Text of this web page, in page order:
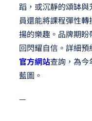
蹈，或沉靜的頌缽
員還能將課程彈性
揚的樂趣。品牌期
回閃耀自信。詳細
官方網站查詢，為今
藍圖。
—